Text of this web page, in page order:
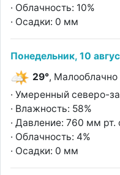
· Облачность: 10%
· Осадки: 0 мм
Понедельник, 10
29°, Малооблачно
· Умеренный северо-
· Влажность: 58%
· Давление: 760 мм рт.
· Облачность: 4%
· Осадки: 0 мм